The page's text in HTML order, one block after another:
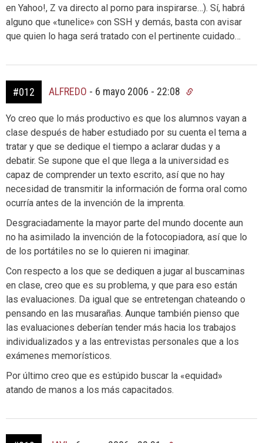
en Yahoo!, Z va directo al porno para inspirarse…). Sí, habrá
alguno que «tunelice» con SSH y demás, basta con avisar
que quien lo haga será tratado con el pertinente cuidado…
#012 ALFREDO - 6 mayo 2006 - 22:08
Yo creo que lo más productivo es que los alumnos vayan a
clase después de haber estudiado por su cuenta el tema a
tratar y que se dedique el tiempo a aclarar dudas y a
debatir. Se supone que el que llega a la universidad es
capaz de comprender un texto escrito, así que no hay
necesidad de transmitir la información de forma oral como
ocurría antes de la invención de la imprenta.
Desgraciadamente la mayor parte del mundo docente aun
no ha asimilado la invención de la fotocopiadora, así que lo
de los portátiles no se lo quieren ni imaginar.
Con respecto a los que se dediquen a jugar al buscaminas
en clase, creo que es su problema, y que para eso están
las evaluaciones. Da igual que se entretengan chateando o
pensando en las musarañas. Aunque también pienso que
las evaluaciones deberían tender más hacia los trabajos
individualizados y a las entrevistas personales que a los
exámenes memorísticos.
Por último creo que es estúpido buscar la «equidad»
atando de manos a los más capacitados.